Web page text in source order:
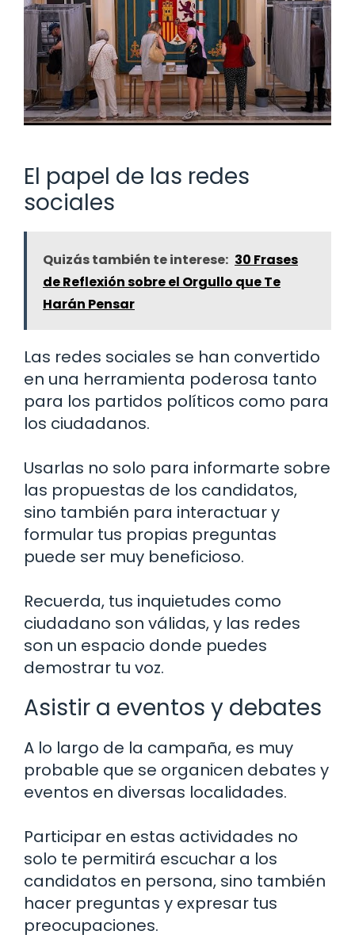
El papel de las redes
sociales
Quizás también te interese: 30 Frases
de Reflexión sobre el Orgullo que Te
Harán Pensar
Las redes sociales se han convertido
en una herramienta poderosa tanto
para los partidos políticos como para
los ciudadanos.
Usarlas no solo para informarte sobre
las propuestas de los candidatos,
sino también para interactuar y
formular tus propias preguntas
puede ser muy beneficioso.
Recuerda, tus inquietudes como
ciudadano son válidas, y las redes
son un espacio donde puedes
demostrar tu voz.
Asistir a eventos y debates
A lo largo de la campaña, es muy
probable que se organicen debates y
eventos en diversas localidades.
Participar en estas actividades no
solo te permitirá escuchar a los
candidatos en persona, sino también
hacer preguntas y expresar tus
preocupaciones.